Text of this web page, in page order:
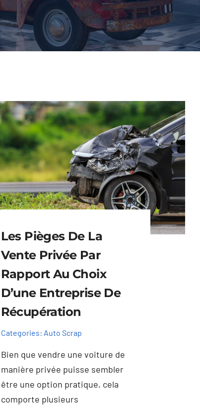
Les Pièges De La
Vente Privée Par
Rapport Au Choix
D’une Entreprise De
Récupération
Categories: Auto Scrap
Bien que vendre une voiture de
manière privée puisse sembler
être une option pratique, cela
comporte plusieurs